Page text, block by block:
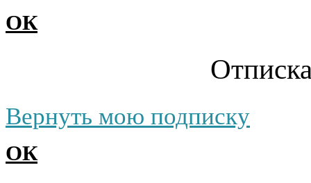
ОК
Вернуть мою подписку
ОК